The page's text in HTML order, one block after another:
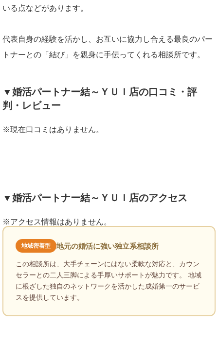
いる点などがあります。
代表自身の経験を活かし、お互いに協力し合える最良のパー
トナーとの「結び」を親身に手伝ってくれる相談所です。
▼婚活パートナー結～ＹＵＩ店の口コミ・評
判・レビュー
※現在口コミはありません。
▼婚活パートナー結～ＹＵＩ店のアクセス
※アクセス情報はありません。
地域密着型 地元の婚活に強い独立系相談所
この相談所は、大手チェーンにはない柔軟な対応と、カウン
セラーとの二人三脚による手厚いサポートが魅力です。 地域
に根ざした独自のネットワークを活かした成婚第一のサービ
スを提供しています。